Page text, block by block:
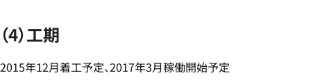
（4）工期
2015年12月着工予定、2017年3月稼働開始予定